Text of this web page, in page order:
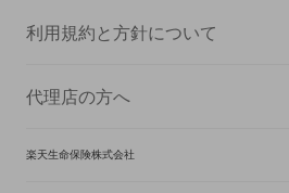
利用規約と方針について
代理店の方へ
楽天生命保険株式会社